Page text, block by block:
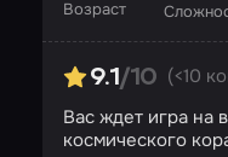
Возраст
9.1/10 (<10
Вас ждет игра на
космического